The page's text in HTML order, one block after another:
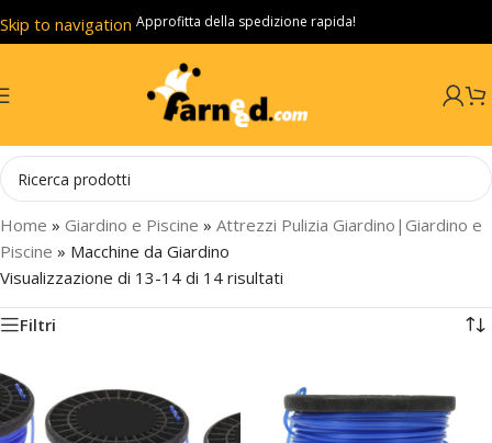
Skip to navigation
Skip to main content
Approfitta della spedizione rapida!
Home » Giardino e Piscine » Attrezzi Pulizia Giardino|Giardino e
Piscine » Macchine da Giardino
Visualizzazione di 13-14 di 14 risultati
Filtri